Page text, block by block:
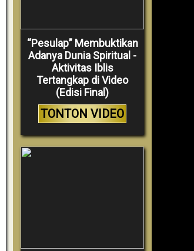
“Pesulap” Membuktikan
Adanya Dunia Spiritual -
Aktivitas Iblis
Tertangkap di Video
(Edisi Final)
TONTON VIDEO